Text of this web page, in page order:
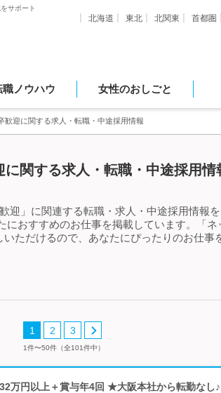
サポート
北海道 東北 北関東 首都圏
職ノウハウ 女性のおしごと
歓迎に関する求人・転職・中途採用情報
関する求人・転職・中途採用
迎」に関連する転職・求人・中途採用情報
おすすめのお仕事を掲載しています。「
ただけるので、あなたにぴったりのお仕事
1 2 3
1件〜50件（全101件中）
万円以上＋賞与年4回 ★大阪本社から転勤なし♪